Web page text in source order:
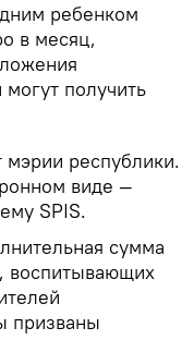
ребенком
в месяц,
получить
республики.
виде —
SPIS.
сумма
воспитывающих
призваны